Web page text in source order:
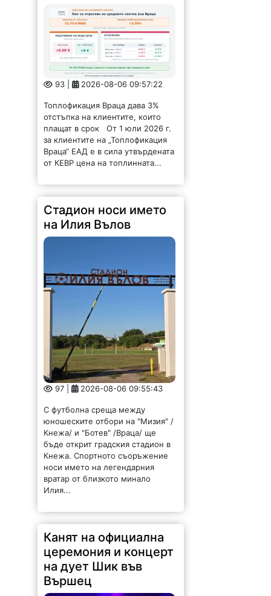
93 | 2026-08-06 09:57:22
Топлофикация Враца дава 3%
отстъпка на клиентите, които
плащат в срок От 1 юли 2026 г.
за клиентите на „Топлофикация
Враца“ ЕАД е в сила утвърдената
от КЕВР цена на топлинната...
Стадион носи името
на Илия Вълов
97 | 2026-08-06 09:55:43
С футболна среща между
юношеските отбори на "Мизия" /
Кнежа/ и "Ботев" /Враца/ ще
бъде открит градския стадион в
Кнежа. Спортното съоръжение
носи името на легендарния
вратар от близкото минало
Илия...
Канят на официална
церемония и концерт
на дует Шик във
Вършец